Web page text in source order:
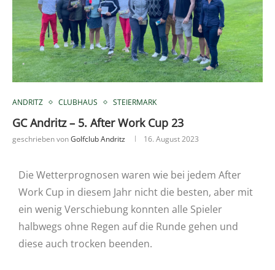
ANDRITZ CLUBHAUS STEIERMARK
GC Andritz – 5. After Work Cup 23
geschrieben vonGolfclub Andritz 16. August 2023
Die Wetterprognosen waren wie bei jedem After
Work Cup in diesem Jahr nicht die besten, aber mit
ein wenig Verschiebung konnten alle Spieler
halbwegs ohne Regen auf die Runde gehen und
diese auch trocken beenden.